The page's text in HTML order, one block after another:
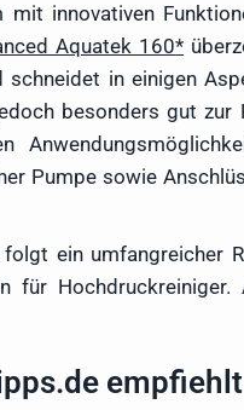
mit innovativen
Aquatek 160
in einigen
besonders gut zur
Pumpe sowie
ein umfangreicher
für